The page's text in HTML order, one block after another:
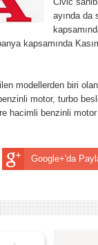
ayında da
kapsamında
modellerden biri
motor, turbo
hacimli benzinli
Google+'da